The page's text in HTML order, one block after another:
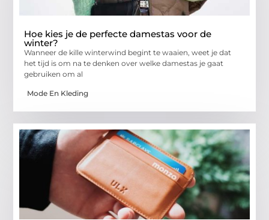
Hoe kies je de perfecte damestas voor de
winter?
Wanneer de kille winterwind begint te waaien, weet je dat
het tijd is om na te denken over welke damestas je gaat
gebruiken om al
Mode En Kleding